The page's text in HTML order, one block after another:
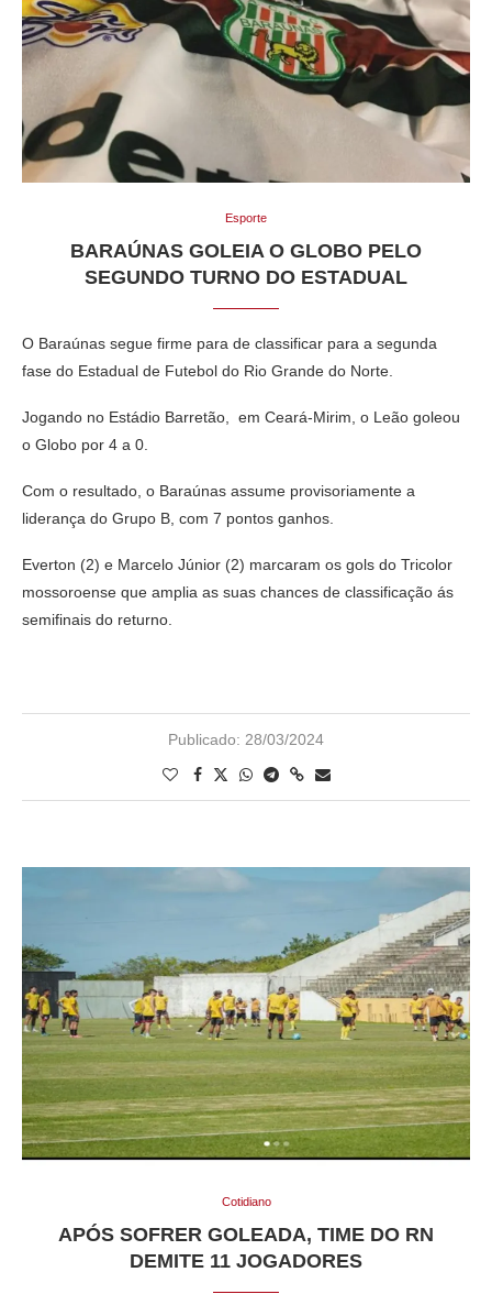
Esporte
BARAÚNAS GOLEIA O GLOBO PELO
SEGUNDO TURNO DO ESTADUAL
O Baraúnas segue firme para de classificar para a segunda
fase do Estadual de Futebol do Rio Grande do Norte.
Jogando no Estádio Barretão, em Ceará-Mirim, o Leão goleou
o Globo por 4 a 0.
Com o resultado, o Baraúnas assume provisoriamente a
liderança do Grupo B, com 7 pontos ganhos.
Everton (2) e Marcelo Júnior (2) marcaram os gols do Tricolor
mossoroense que amplia as suas chances de classificação ás
semifinais do returno.
Publicado: 28/03/2024
Cotidiano
APÓS SOFRER GOLEADA, TIME DO RN
DEMITE 11 JOGADORES